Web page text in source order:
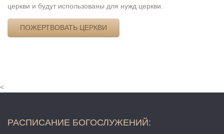
церкви и будут использованы для нужд церкви.
ПОЖЕРТВОВАТЬ ЦЕРКВИ
<
РАСПИСАНИЕ БОГОСЛУЖЕНИЙ: